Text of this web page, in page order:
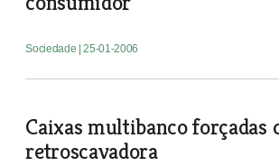
Sociedade | 25-01-2006
Caixas multibanco forçadas
retroscavadora